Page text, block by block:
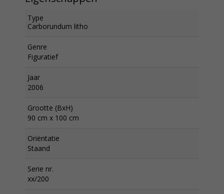
Type
Carborundum litho
Genre
Figuratief
Jaar
2006
Grootte (BxH)
90 cm x 100 cm
Oriëntatie
Staand
Serie nr.
xx/200